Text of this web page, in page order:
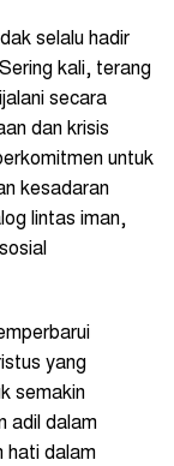
selalu hadir
kali, terang
secara
dan krisis
untuk
kesadaran
lintas iman,
yang
semakin
adil dalam
hati dalam